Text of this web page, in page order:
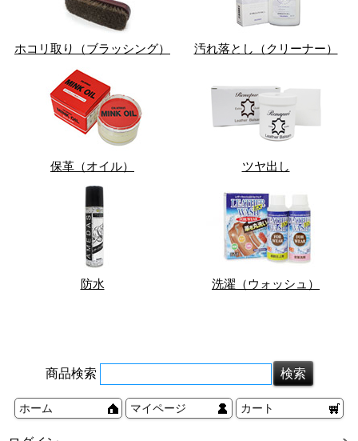
ホコリ取り（ブラッシング） 汚れ落とし（クリーナー）
保革（オイル） ツヤ出し
防水 洗濯（ウォッシュ）
商品検索
ホーム マイページ カート